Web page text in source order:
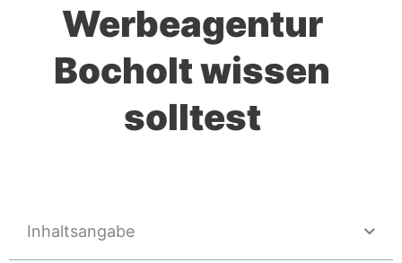
Werbeagentur
Bocholt wissen
solltest
Inhaltsangabe